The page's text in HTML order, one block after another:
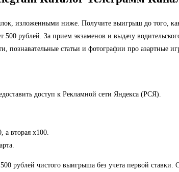
изложенными ниже. Получите выигрыш до того,
рублей. За прием экзаменов и выдачу
познавательные статьи и фотографии про азартные
доступ к Рекламной сети Яндекса (РСЯ).
а вторая х100.
чистого выигрыша без учета первой ставки.